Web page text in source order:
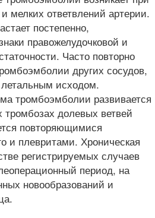
мелких ответвлений артерии.
постепенно,
правожелудочковой и
Часто повторно
других сосудов,
летальным исходом.
тромбоэмболии развивается
тромбозах долевых ветвей
повторяющимися
и плевритами. Хроническая
регистрируемых случаев
период, на
новообразований и